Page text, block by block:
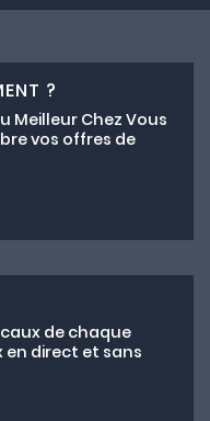
?
Meilleur Chez Vous
vos offres de
de chaque
direct et sans